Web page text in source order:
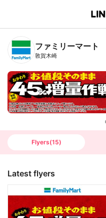
B
n
T
ファミリーマート
敦賀木崎
Flyers(15)
Latest flyers